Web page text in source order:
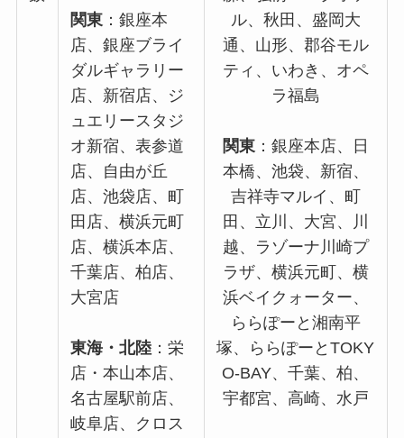
関東 ：銀座本
店、銀座ブライ
ダルギャラリー
店、新宿店、ジ
ュエリースタジ
オ新宿、表参道
店、自由が丘
店、池袋店、町
田店、横浜元町
店、横浜本店、
千葉店、柏店、
大宮店
東海・北陸 ：栄
店・本山本店、
名古屋駅前店、
岐阜店、クロス
ル、秋田、盛岡大
通、山形、郡谷モル
ティ、いわき、オペ
ラ福島
関東：銀座本店、日
本橋、池袋、新宿、
吉祥寺マルイ、町
田、立川、大宮、川
越、ラゾーナ川崎プ
ラザ、横浜元町、横
浜ベイクォーター、
ららぽーと湘南平
塚、ららぽーとTOKY
O-BAY、千葉、柏、
宇都宮、高崎、水戸